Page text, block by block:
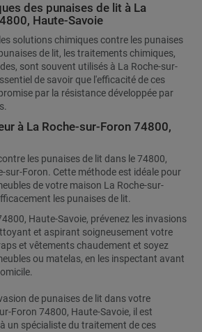
des punaises de lit à La
Haute-Savoie
solutions chimiques contre les punaises
de lit, les traitements chimiques,
sont souvent utilisés à La Roche-sur-
de savoir que l'efficacité de ces
par la résistance développée par
à La Roche-sur-Foron 74800,
les punaises de lit dans le 74800,
sur-Foron. Cette méthode est idéale pour
de votre maison La Roche-sur-
les punaises de lit.
Haute-Savoie, prévenez les invasions
et aspirant soigneusement votre
et vêtements chaudement et soyez
ou matelas, en les inspectant avant
de punaises de lit dans votre
Foron 74800, Haute-Savoie, il est
un spécialiste du traitement de ces